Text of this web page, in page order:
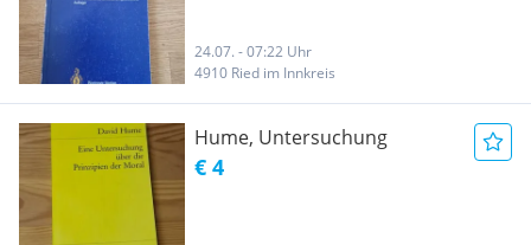
24.07. - 07:22 Uhr
4910 Ried im Innkreis
Hume, Untersuchung
€ 4